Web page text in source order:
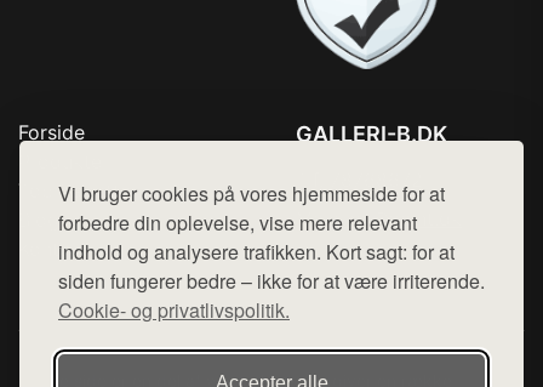
Vi bruger cookies på vores hjemmeside for at
forbedre din oplevelse, vise mere relevant
indhold og analysere trafikken. Kort sagt: for at
siden fungerer bedre – ikke for at være irriterende.
Cookie- og privatlivspolitik.
Accepter alle
Forside
Top Rabatter
Blog
Kontakt
GALLERI-B.DK
Mail: hej@want.dk
Cookie- og privatlivspolitik
Denne side er en del af want.dk, der udgiver en række